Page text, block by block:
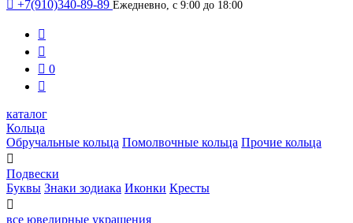
 +7(910)340-89-89 Ежедневно, с 9:00 до 18:00


 0

каталог
Кольца
Обручальные кольца Помолвочные кольца Прочие кольца

Подвески
Буквы Знаки зодиака Иконки Кресты

все ювелирные украшения